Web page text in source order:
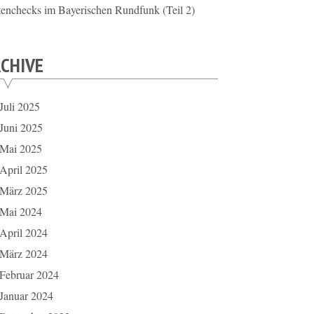
im Bayerischen Rundfunk (Teil 2)
Juli 2025
Juni 2025
Mai 2025
April 2025
März 2025
Mai 2024
April 2024
März 2024
Februar 2024
Januar 2024